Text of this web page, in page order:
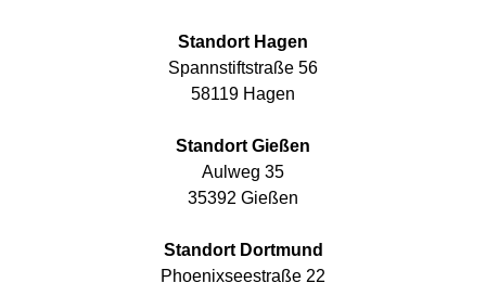
Standort Hagen
Spannstiftstraße 56
58119 Hagen
Standort Gießen
Aulweg 35
35392 Gießen
Standort Dortmund
Phoenixseestraße 22